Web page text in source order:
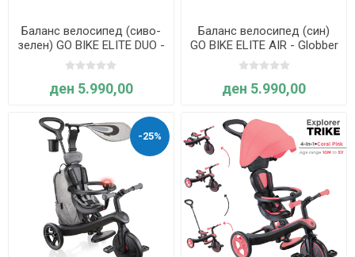
Баланс велосипед (сиво-
зелен) GO BIKE ELITE DUO -
Globber
ден 5.990,00
Баланс велосипед (син)
GO BIKE ELITE AIR - Globber
ден 5.990,00
-25%